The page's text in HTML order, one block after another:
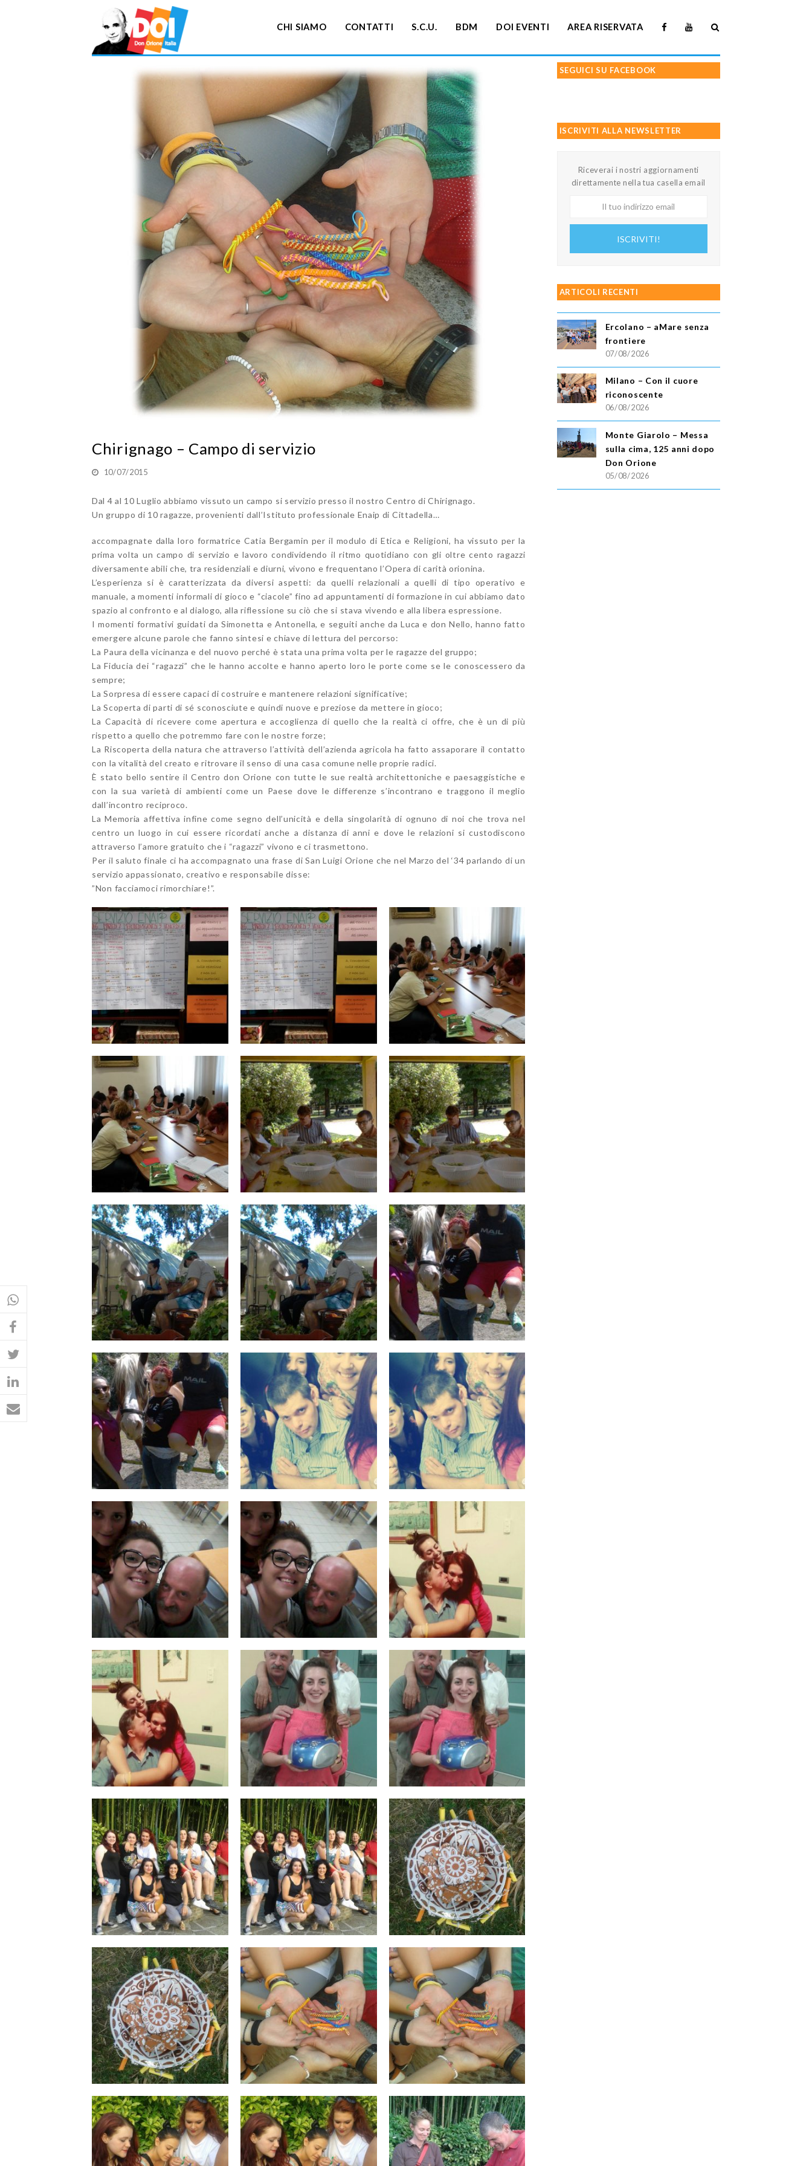
CHI SIAMO CONTATTI S.C.U. BDM DOI EVENTI AREA RISERVATA
Chirignago – Campo di servizio
10/07/2015
Dal 4 al 10 Luglio abbiamo vissuto un campo si servizio presso il nostro Centro di Chirignago.
Un gruppo di 10 ragazze, provenienti dall’Istituto professionale Enaip di Cittadella…
accompagnate dalla loro formatrice Catia Bergamin per il modulo di Etica e Religioni, ha vissuto per la
prima volta un campo di servizio e lavoro condividendo il ritmo quotidiano con gli oltre cento ragazzi
diversamente abili che, tra residenziali e diurni, vivono e frequentano l’Opera di carità orionina.
L’esperienza si è caratterizzata da diversi aspetti: da quelli relazionali a quelli di tipo operativo e
manuale, a momenti informali di gioco e “ciacole” fino ad appuntamenti di formazione in cui abbiamo dato
spazio al confronto e al dialogo, alla riflessione su ciò che si stava vivendo e alla libera espressione.
I momenti formativi guidati da Simonetta e Antonella, e seguiti anche da Luca e don Nello, hanno fatto
emergere alcune parole che fanno sintesi e chiave di lettura del percorso:
La Paura della vicinanza e del nuovo perché è stata una prima volta per le ragazze del gruppo;
La Fiducia dei “ragazzi” che le hanno accolte e hanno aperto loro le porte come se le conoscessero da
sempre;
La Sorpresa di essere capaci di costruire e mantenere relazioni significative;
La Scoperta di parti di sé sconosciute e quindi nuove e preziose da mettere in gioco;
La Capacità di ricevere come apertura e accoglienza di quello che la realtà ci offre, che è un di più
rispetto a quello che potremmo fare con le nostre forze;
La Riscoperta della natura che attraverso l’attività dell’azienda agricola ha fatto assaporare il contatto
con la vitalità del creato e ritrovare il senso di una casa comune nelle proprie radici.
È stato bello sentire il Centro don Orione con tutte le sue realtà architettoniche e paesaggistiche e
con la sua varietà di ambienti come un Paese dove le differenze s’incontrano e traggono il meglio
dall’incontro reciproco.
La Memoria affettiva infine come segno dell’unicità e della singolarità di ognuno di noi che trova nel
centro un luogo in cui essere ricordati anche a distanza di anni e dove le relazioni si custodiscono
attraverso l’amore gratuito che i “ragazzi” vivono e ci trasmettono.
Per il saluto finale ci ha accompagnato una frase di San Luigi Orione che nel Marzo del ‘34 parlando di un
servizio appassionato, creativo e responsabile disse:
”Non facciamoci rimorchiare!”.
SEGUICI SU FACEBOOK
ISCRIVITI ALLA NEWSLETTER
Riceverai i nostri aggiornamenti
direttamente nella tua casella email
ISCRIVITI!
ARTICOLI RECENTI
Ercolano – aMare senza
frontiere
07/08/2026
Milano – Con il cuore
riconoscente
06/08/2026
Monte Giarolo – Messa
sulla cima, 125 anni dopo
Don Orione
05/08/2026